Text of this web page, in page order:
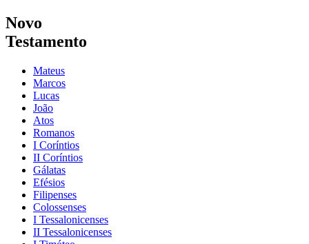
Novo
Testamento
Mateus
Marcos
Lucas
João
Atos
Romanos
I Coríntios
II Coríntios
Gálatas
Efésios
Filipenses
Colossenses
I Tessalonicenses
II Tessalonicenses